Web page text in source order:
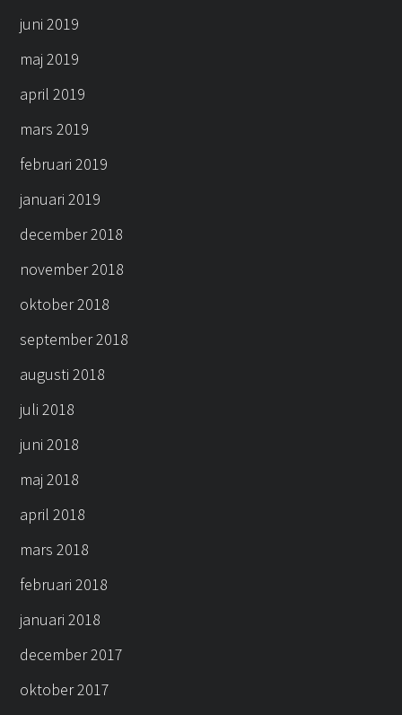
juni 2019
maj 2019
april 2019
mars 2019
februari 2019
januari 2019
december 2018
november 2018
oktober 2018
september 2018
augusti 2018
juli 2018
juni 2018
maj 2018
april 2018
mars 2018
februari 2018
januari 2018
december 2017
oktober 2017